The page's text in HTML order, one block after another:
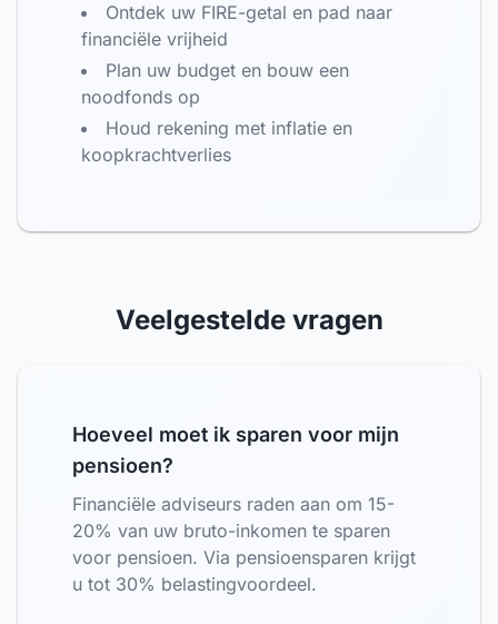
Ontdek uw FIRE-getal en pad naar
financiële vrijheid
Plan uw budget en bouw een
noodfonds op
Houd rekening met inflatie en
koopkrachtverlies
Veelgestelde vragen
Hoeveel moet ik sparen voor mijn
pensioen?
Financiële adviseurs raden aan om 15-
20% van uw bruto-inkomen te sparen
voor pensioen. Via pensioensparen krijgt
u tot 30% belastingvoordeel.